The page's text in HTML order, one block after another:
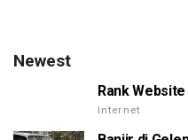
Newest
Rank
Internet